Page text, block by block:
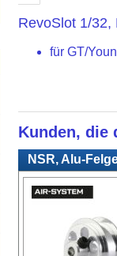
RevoSlot 1/32,
für GT/
Kunden, die
NSR, Alu-